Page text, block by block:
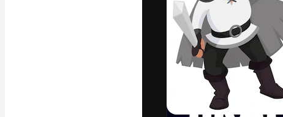
店、スタジオを
います。
日本語